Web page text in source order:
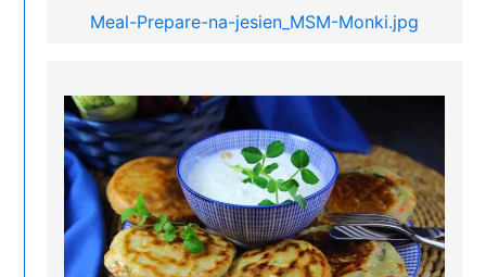
Meal-Prepare-na-jesien_MSM-Monki.jpg